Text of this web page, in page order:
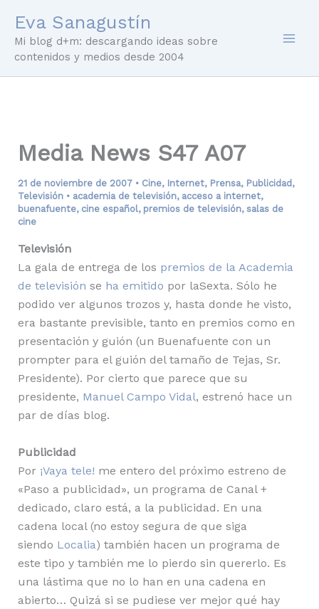
contenido
Eva Sanagustín
Mi blog d+m: descargando ideas sobre
contenidos y medios desde 2004
Media News S47 A07
21 de noviembre de 2007 • Cine, Internet, Prensa, Publicidad ,
Televisión• academia de televisión, acceso a internet,
buenafuente, cine español, premios de televisión, salas de
cine
Televisión
La gala de entrega de los premios de la Academia
de televisión se ha emitido por laSexta. Sólo he
podido ver algunos trozos y, hasta donde he visto,
era bastante previsible, tanto en premios como en
presentación y guión (un Buenafuente con un
prompter para el guión del tamaño de Tejas, Sr.
Presidente). Por cierto que parece que su
presidente, Manuel Campo Vidal, estrenó hace un
par de días blog.
Publicidad
Por ¡Vaya tele! me entero del próximo estreno de
«Paso a publicidad», un programa de Canal +
dedicado, claro está, a la publicidad. En una
cadena local (no estoy segura de que siga
siendo Localia) también hacen un programa de
este tipo y también me lo pierdo sin quererlo. Es
una lástima que no lo han en una cadena en
abierto… Quizá si se pudiese ver mejor qué hay